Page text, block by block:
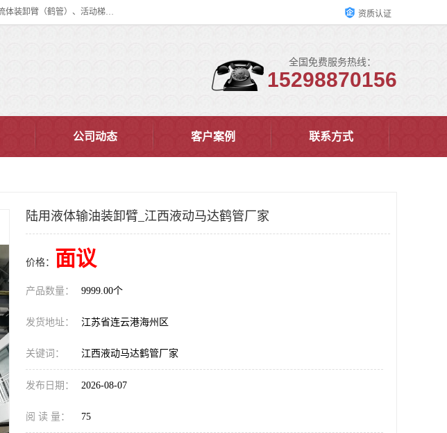
连云港华德石油化工机械有限公司（原连云港石油化工机械总厂），始创于1982年，是从事码头船用流体装卸臂、陆用流体装卸臂（鹤管）、活动梯、钢构平台、定量装车系统等全系列流体装卸设备的设计、制造、销售以及服务的专业供应商。 资质认证
全国免费服务热线：
15298870156
公司动态 客户案例 联系方式
陆用液体输油装卸臂_江西液动马达鹤管厂家
价格： 面议
产品数量： 9999.00个
发货地址： 江苏省连云港海州区
关键词： 江西液动马达鹤管厂家
发布日期： 2026-08-07
阅 读 量： 75